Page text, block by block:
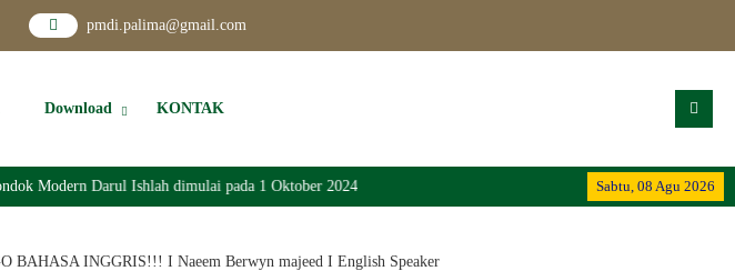
pmdi.palima@gmail.com
Download KONTAK
Sabtu, 08 Agu 2026
Modern Darul Ishlah dimulai pada 1 Oktober 2024
INGGRIS!!! I Naeem Berwyn majeed I English Speaker